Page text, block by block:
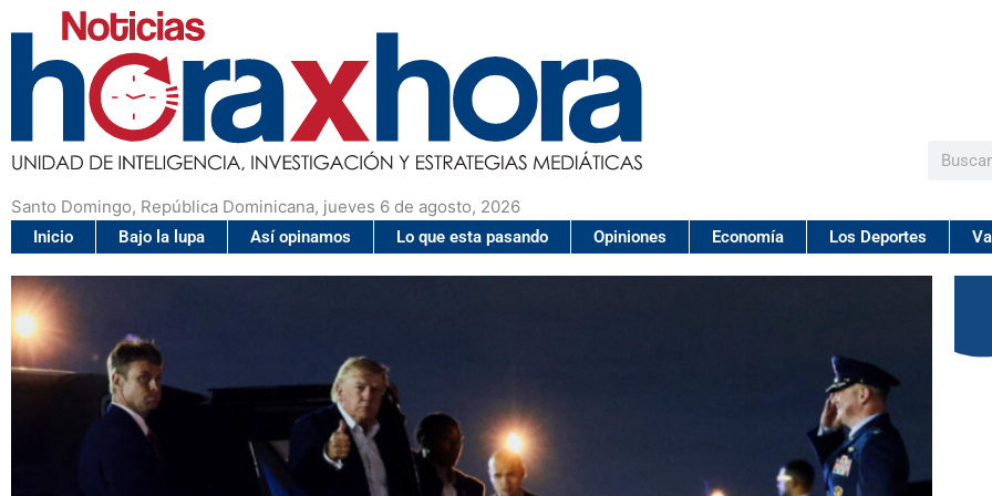
Santo Domingo, República Dominicana, jueves 6 de agosto, 2026
Buscar
Inicio Bajo la lupa Así opinamos Lo que esta pasando Opiniones Economía Los Deportes